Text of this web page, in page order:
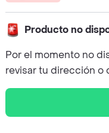
Producto no
Por el momento no
revisar tu dirección o